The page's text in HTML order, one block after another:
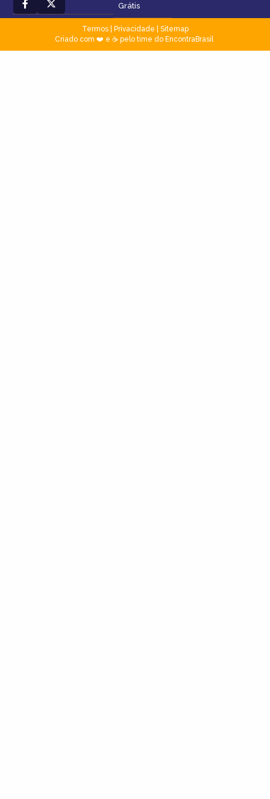
Grátis
Termos| Privacidade
Sitemap
Criado com ❤️ e ☕ pelo time do EncontraBrasil